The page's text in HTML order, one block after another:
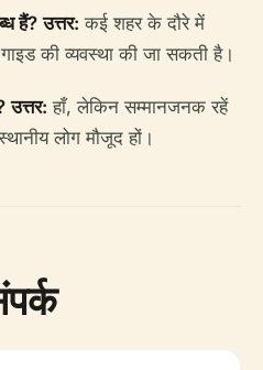
हैं? उत्तर: कई शहर के दौरे में
की व्यवस्था की जा सकती है।
उत्तर: हाँ, लेकिन सम्मानजनक रहें
लोग मौजूद हों।